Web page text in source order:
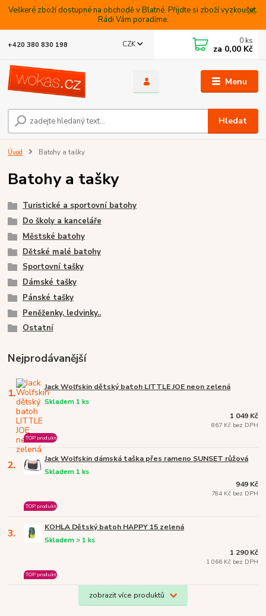
Veškeré zboží dostupné na obchodě v Blatné. Přijdte si zboží vyzkoušet.
Rádi Vám poradíme.
Menu
CZK
Hledat
+420 380 830 198 0 ks
za 0,00 Kč
Úvod Batohy a tašky
Batohy a tašky
Turistické a sportovní batohy
Do školy a kanceláře
Městské batohy
Dětské malé batohy
Sportovní tašky
Dámské tašky
Pánské tašky
Peněženky, ledvinky..
Ostatní
Nejprodávanější
1. Jack Wolfskin dětský batoh LITTLE JOE neon zelená
Skladem 1 ks
TOP produkt
1 049 Kč
867 Kč bez DPH
2. Jack Wolfskin dámská taška přes rameno SUNSET růžová
Skladem 1 ks
TOP produkt
949 Kč
784 Kč bez DPH
3. KOHLA Dětský batoh HAPPY 15 zelená
Skladem > 1 ks
TOP produkt
1 290 Kč
1 066 Kč bez DPH
zobrazit více produktů